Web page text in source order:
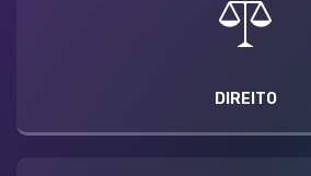
DIREITO